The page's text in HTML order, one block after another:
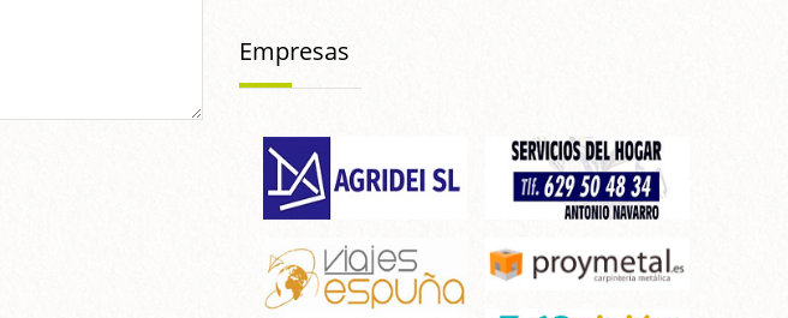
Empresas